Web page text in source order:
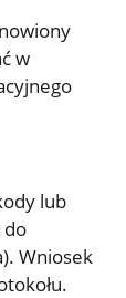
w
lub
do
Wniosek